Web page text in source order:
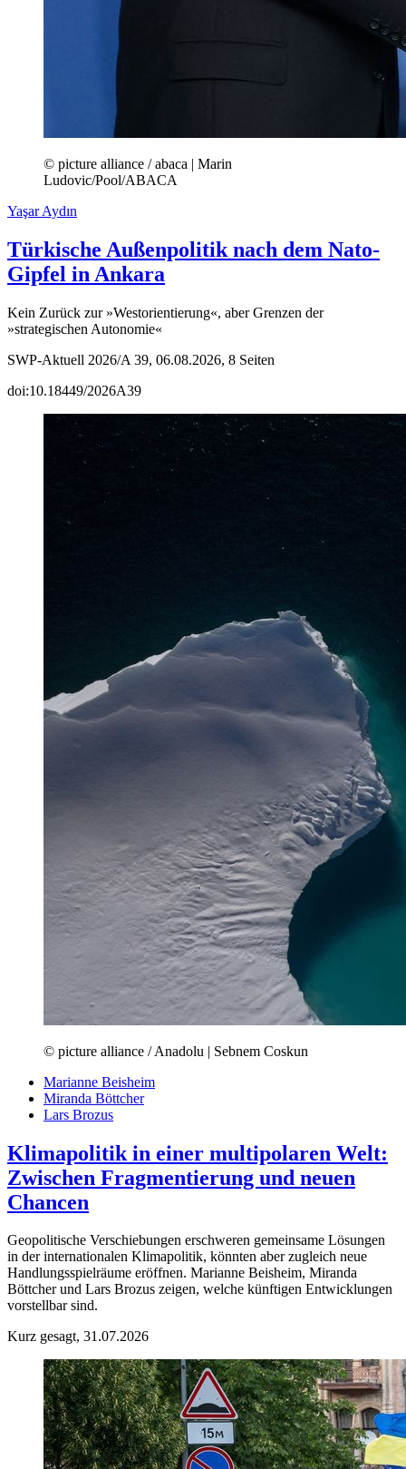
© picture alliance / abaca | Marin
Ludovic/Pool/ABACA
Yaşar Aydın
Türkische Außenpolitik nach dem Nato-
Gipfel in Ankara
Kein Zurück zur »Westorientierung«, aber Grenzen der
»strategischen Autonomie«
SWP-Aktuell 2026/A 39, 06.08.2026, 8 Seiten
doi:10.18449/2026A39
© picture alliance / Anadolu | Sebnem Coskun
Marianne Beisheim
Miranda Böttcher
Lars Brozus
Klimapolitik in einer multipolaren Welt:
Zwischen Fragmentierung und neuen
Chancen
Geopolitische Verschiebungen erschweren gemeinsame Lösungen
in der internationalen Klimapolitik, könnten aber zugleich neue
Handlungsspielräume eröffnen. Marianne Beisheim, Miranda
Böttcher und Lars Brozus zeigen, welche künftigen Entwicklungen
vorstellbar sind.
Kurz gesagt, 31.07.2026